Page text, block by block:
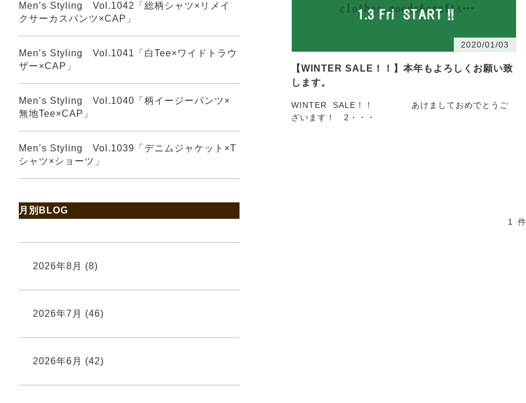
2020/01/03
【WINTER SALE！！】本年もよろしくお願い致
します。
WINTER SALE！！ あけましておめでとうご
ざいます！ 2・・・
1
Men’s Styling Vol.1042「総柄シャツ×リメイ
クサーカスパンツ×CAP」
Men’s Styling Vol.1041「白Tee×ワイドトラウ
ザー×CAP」
Men’s Styling Vol.1040「柄イージーパンツ×
無地Tee×CAP」
Men’s Styling Vol.1039「デニムジャケット×T
シャツ×ショーツ」
月別BLOG
2026年8月 (8)
2026年7月 (46)
2026年6月 (42)